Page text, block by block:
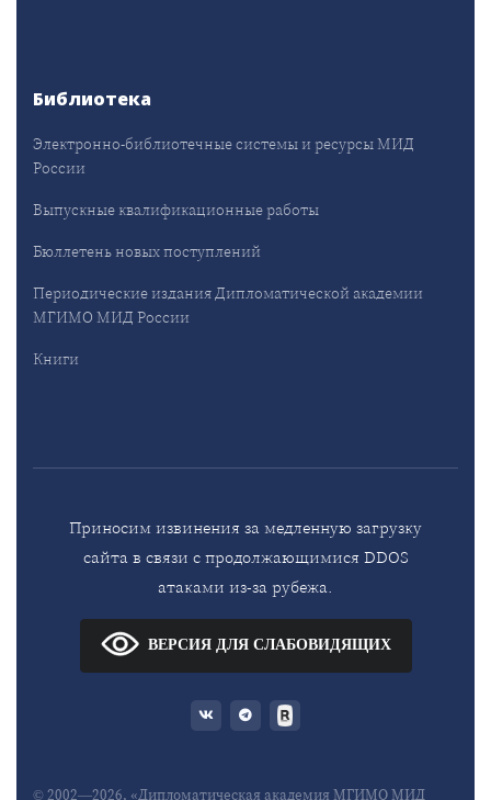
Библиотека
Электронно-библиотечные системы и ресурсы МИД
России
Выпускные квалификационные работы
Бюллетень новых поступлений
Периодические издания Дипломатической академии
МГИМО МИД России
Книги
Приносим извинения за медленную загрузку
сайта в связи с продолжающимися DDOS
атаками из-за рубежа.
ВЕРСИЯ ДЛЯ СЛАБОВИДЯЩИХ
© 2002—2026, «Дипломатическая академия МГИМО МИД